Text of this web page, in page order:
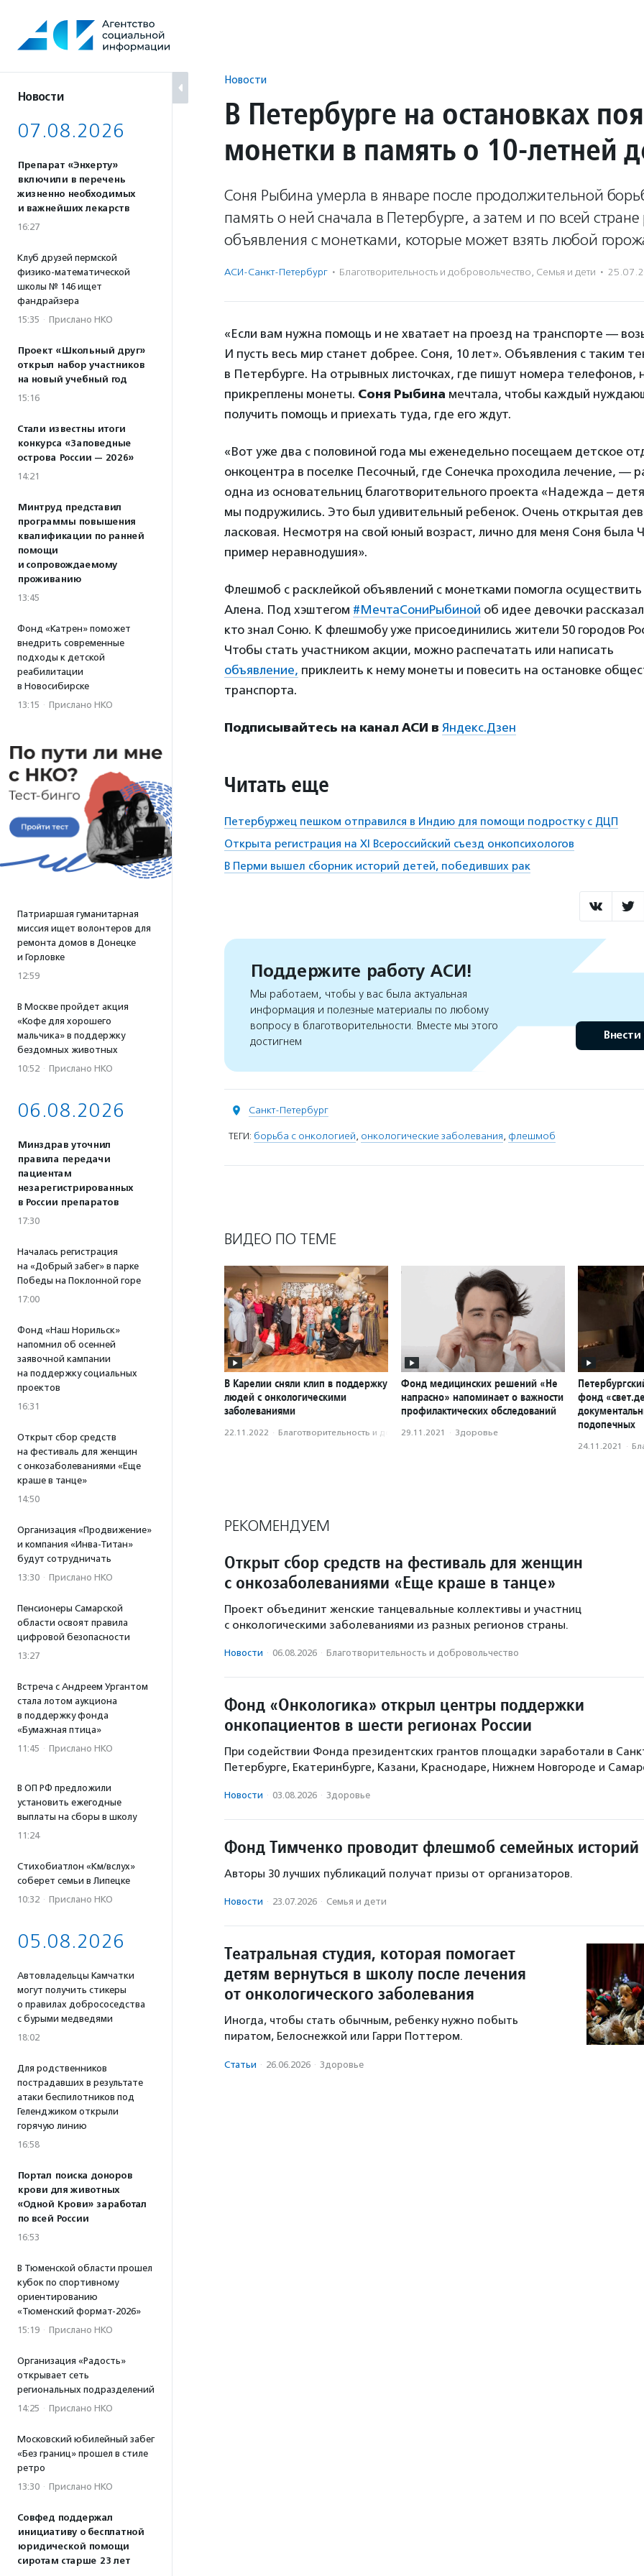
содержанию
Новости
07.08.2026
Препарат «Энхерту»
включили в перечень
жизненно необходимых
и важнейших лекарств
16:27
Клуб друзей пермской
физико-математической
школы № 146 ищет
фандрайзера
15:35 · Прислано НКО
Проект «Школьный друг»
открыл набор участников
на новый учебный год
15:16
Стали известны итоги
конкурса «Заповедные
острова России — 2026»
14:21
Минтруд представил
программы повышения
квалификации по ранней
помощи
и сопровождаемому
проживанию
13:45
Фонд «Катрен» поможет
внедрить современные
подходы к детской
реабилитации
в Новосибирске
13:15 · Прислано НКО
Патриаршая гуманитарная
миссия ищет волонтеров для
ремонта домов в Донецке
и Горловке
12:59
В Москве пройдет акция
«Кофе для хорошего
мальчика» в поддержку
бездомных животных
10:52 · Прислано НКО
06.08.2026
Минздрав уточнил
правила передачи
пациентам
незарегистрированных
в России препаратов
17:30
Началась регистрация
на «Добрый забег» в парке
Победы на Поклонной горе
17:00
Фонд «Наш Норильск»
напомнил об осенней
заявочной кампании
на поддержку социальных
проектов
16:31
Открыт сбор средств
на фестиваль для женщин
с онкозаболеваниями «Еще
краше в танце»
14:50
Организация «Продвижение»
и компания «Инва-Титан»
будут сотрудничать
13:30 · Прислано НКО
Пенсионеры Самарской
области освоят правила
цифровой безопасности
13:27
Встреча с Андреем Ургантом
стала лотом аукциона
в поддержку фонда
«Бумажная птица»
11:45 · Прислано НКО
В ОП РФ предложили
установить ежегодные
выплаты на сборы в школу
11:24
Стихобиатлон «Км/вслух»
соберет семьи в Липецке
10:32 · Прислано НКО
05.08.2026
Автовладельцы Камчатки
могут получить стикеры
о правилах добрососедства
с бурыми медведями
18:02
Для родственников
пострадавших в результате
атаки беспилотников под
Геленджиком открыли
горячую линию
16:58
Портал поиска доноров
крови для животных
«Одной Крови» заработал
по всей России
16:53
В Тюменской области прошел
кубок по спортивному
ориентированию
«Тюменский формат-2026»
15:19 · Прислано НКО
Организация «Радость»
открывает сеть
региональных подразделений
14:25 · Прислано НКО
Московский юбилейный забег
«Без границ» прошел в стиле
ретро
13:30 · Прислано НКО
Совфед поддержал
инициативу о бесплатной
юридической помощи
сиротам старше 23 лет
Новости
В Петербурге на остановках
монетки в память о 10-летней
Соня Рыбина умерла в январе после продолжительной
память о ней сначала в Петербурге, а затем и по всей
объявления с монетками, которые может взять любой
АСИ-Санкт-Петербург · Благотвори­тель­ность и доброволь­чест­во, Семья и дети ·
«Если вам нужна помощь и не хватает на проезд на транспорте —
И пусть весь мир станет добрее. Соня, 10 лет». Объявления с таким
в Петербурге. На отрывных листочках, где пишут номера телефонов,
прикреплены монеты. Соня Рыбина мечтала, чтобы каждый
получить помощь и приехать туда, где его ждут.
«Вот уже два с половиной года мы еженедельно посещаем детское
онкоцентра в поселке Песочный, где Сонечка проходила лечение, —
одна из основательниц благотворительного проекта «Надежда –
мы подружились. Это был удивительный ребенок. Очень открытая
ласковая. Несмотря на свой юный возраст, лично для меня Соня была
пример неравнодушия».
Флешмоб с расклейкой объявлений с монетками помогла
Алена. Под хэштегом #МечтаСониРыбиной об идее девочки
кто знал Соню. К флешмобу уже присоединились жители 50 городов
Чтобы стать участником акции, можно распечатать или написать
объявление, приклеить к нему монеты и повесить на остановке
транспорта.
Подписывайтесь на канал АСИ в Яндекс.Дзен
Читать еще
Петербуржец пешком отправился в Индию для помощи подростку с ДЦП
Открыта регистрация на XI Всероссийский съезд онкопсихологов
В Перми вышел сборник историй детей, победивших рак
Поддержите работу АСИ!
Мы работаем, чтобы у вас была актуальная
информация и полезные материалы по любому
вопросу в благотворительности. Вместе мы этого
достигнем
Внести
Санкт-Петербург
ТЕГИ: борьба с онкологией, онкологические заболевания, флешмоб
ВИДЕО ПО ТЕМЕ
В Карелии сняли клип в поддержку
людей с онкологическими
заболеваниями
22.11.2022 · Благотвори­тель­ность и доброволь­чест­во
Фонд медицинских решений «Не
напрасно» напоминает о важности
профилактических обследований
29.11.2021 · Здоровье
фонд
подопечных
24.11.2021 ·
РЕКОМЕНДУЕМ
Открыт сбор средств на фестиваль для женщин
с онкозаболеваниями «Еще краше в танце»
Проект объединит женские танцевальные коллективы и участниц
с онкологическими заболеваниями из разных регионов страны.
Новости · 06.08.2026 · Благотвори­тель­ность и доброволь­чест­во
Фонд «Онкологика» открыл центры поддержки
онкопациентов в шести регионах России
При содействии Фонда президентских грантов площадки заработали в
Петербурге, Екатеринбурге, Казани, Краснодаре, Нижнем Новгороде и
Новости · 03.08.2026 · Здоровье
Фонд Тимченко проводит флешмоб семейных историй
Авторы 30 лучших публикаций получат призы от организаторов.
Новости · 23.07.2026 · Семья и дети
Театральная студия, которая помогает
детям вернуться в школу после лечения
от онкологического заболевания
Иногда, чтобы стать обычным, ребенку нужно побыть
пиратом, Белоснежкой или Гарри Поттером.
Статьи · 26.06.2026 · Здоровье